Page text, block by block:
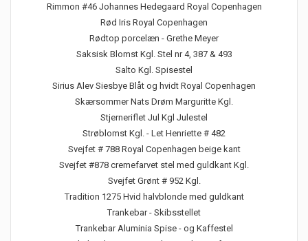
Rimmon #46 Johannes Hedegaard Royal Copenhagen
Rød Iris Royal Copenhagen
Rødtop porcelæn - Grethe Meyer
Saksisk Blomst Kgl. Stel nr 4, 387 & 493
Salto Kgl. Spisestel
Sirius Alev Siesbye Blåt og hvidt Royal Copenhagen
Skærsommer Nats Drøm Marguritte Kgl.
Stjerneriflet Jul Kgl Julestel
Strøblomst Kgl. - Let Henriette # 482
Svejfet # 788 Royal Copenhagen beige kant
Svejfet #878 cremefarvet stel med guldkant Kgl.
Svejfet Grønt # 952 Kgl.
Tradition 1275 Hvid halvblonde med guldkant
Trankebar - Skibsstellet
Trankebar Aluminia Spise - og Kaffestel